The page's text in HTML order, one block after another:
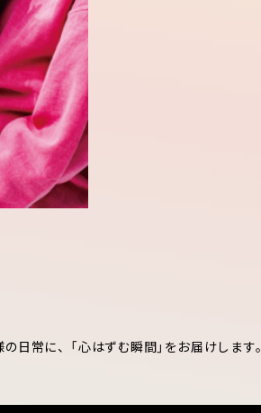
常に、「心はずむ瞬間」をお届けします。